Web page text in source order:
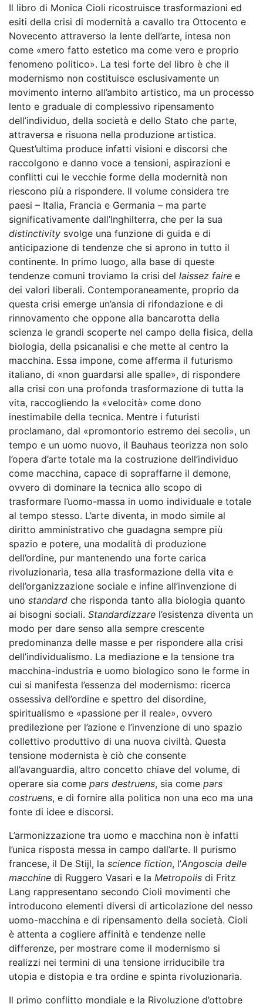
Il libro di Monica Cioli ricostruisce trasformazioni ed
esiti della crisi di modernità a cavallo tra Ottocento e
Novecento attraverso la lente dell’arte, intesa non
come «mero fatto estetico ma come vero e proprio
fenomeno politico». La tesi forte del libro è che il
modernismo non costituisce esclusivamente un
movimento interno all’ambito artistico, ma un processo
lento e graduale di complessivo ripensamento
dell’individuo, della società e dello Stato che parte,
attraversa e risuona nella produzione artistica.
Quest’ultima produce infatti visioni e discorsi che
raccolgono e danno voce a tensioni, aspirazioni e
conflitti cui le vecchie forme della modernità non
riescono più a rispondere. Il volume considera tre
paesi – Italia, Francia e Germania – ma parte
significativamente dall’Inghilterra, che per la sua
distinctivity svolge una funzione di guida e di
anticipazione di tendenze che si aprono in tutto il
continente. In primo luogo, alla base di queste
tendenze comuni troviamo la crisi del laissez faire e
dei valori liberali. Contemporaneamente, proprio da
questa crisi emerge un’ansia di rifondazione e di
rinnovamento che oppone alla bancarotta della
scienza le grandi scoperte nel campo della fisica, della
biologia, della psicanalisi e che mette al centro la
macchina. Essa impone, come afferma il futurismo
italiano, di «non guardarsi alle spalle», di rispondere
alla crisi con una profonda trasformazione di tutta la
vita, raccogliendo la «velocità» come dono
inestimabile della tecnica. Mentre i futuristi
proclamano, dal «promontorio estremo dei secoli», un
tempo e un uomo nuovo, il Bauhaus teorizza non solo
l’opera d’arte totale ma la costruzione dell’individuo
come macchina, capace di sopraffarne il demone,
ovvero di dominare la tecnica allo scopo di
trasformare l’uomo-massa in uomo individuale e totale
al tempo stesso. L’arte diventa, in modo simile al
diritto amministrativo che guadagna sempre più
spazio e potere, una modalità di produzione
dell’ordine, pur mantenendo una forte carica
rivoluzionaria, tesa alla trasformazione della vita e
dell’organizzazione sociale e infine all’invenzione di
uno standard che risponda tanto alla biologia quanto
ai bisogni sociali. Standardizzare l’esistenza diventa un
modo per dare senso alla sempre crescente
predominanza delle masse e per rispondere alla crisi
dell’individualismo. La mediazione e la tensione tra
macchina-industria e uomo biologico sono le forme in
cui si manifesta l’essenza del modernismo: ricerca
ossessiva dell’ordine e spettro del disordine,
spiritualismo e «passione per il reale», ovvero
predilezione per l’azione e l’invenzione di uno spazio
collettivo produttivo di una nuova civiltà. Questa
tensione modernista è ciò che consente
all’avanguardia, altro concetto chiave del volume, di
operare sia come pars destruens, sia come pars
costruens, e di fornire alla politica non una eco ma una
fonte di idee e discorsi.
L’armonizzazione tra uomo e macchina non è infatti
l’unica risposta messa in campo dall’arte. Il purismo
francese, il De Stijl, la science fiction, l’Angoscia delle
macchine di Ruggero Vasari e la Metropolis di Fritz
Lang rappresentano secondo Cioli movimenti che
introducono elementi diversi di articolazione del nesso
uomo-macchina e di ripensamento della società. Cioli
è attenta a cogliere affinità e tendenze nelle
differenze, per mostrare come il modernismo si
realizzi nei termini di una tensione irriducibile tra
utopia e distopia e tra ordine e spinta rivoluzionaria.
Il primo conflitto mondiale e la Rivoluzione d’ottobre